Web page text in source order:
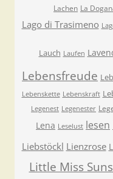
Lachen La
Lago di Trasimeno
Lauch Laufen
Lebensfreude
Lebenskette Lebenskraft
Legenest Legenester
Lena Leselust lesen
Liebstöckl Lienzrose
Little Miss